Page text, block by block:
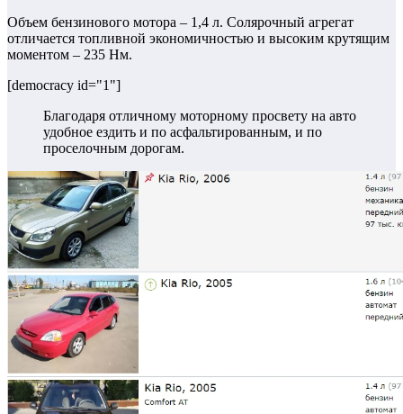
Объем бензинового мотора – 1,4 л. Солярочный агрегат
отличается топливной экономичностью и высоким крутящим
моментом – 235 Нм.
[democracy id="1"]
Благодаря отличному моторному просвету на авто
удобное ездить и по асфальтированным, и по
проселочным дорогам.